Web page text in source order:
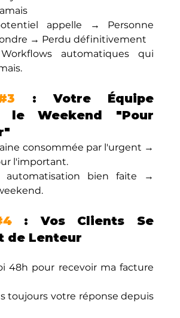
appelle → Personne
→ Perdu définitivement
automatiques qui
: Votre Équipe
le Weekend "Pour
consommée par l'urgent →
l'important.
bien faite →
: Vos Clients Se
de Lenteur
48h pour recevoir ma facture
toujours votre réponse depuis